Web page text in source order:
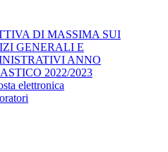
DI MASSIMA SUI
GENERALI E
ANNO
2022/2023
elettronica